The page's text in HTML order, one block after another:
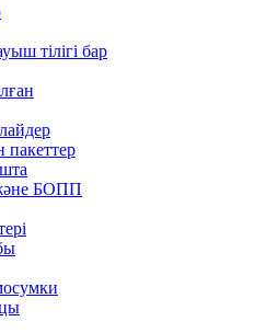
тілігі бар
пакеттер
БОПП